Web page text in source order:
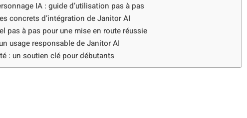
IA : guide d’utilisation pas à pas
concrets d’intégration de Janitor AI
pas à pas pour une mise en route réussie
usage responsable de Janitor AI
: un soutien clé pour débutants